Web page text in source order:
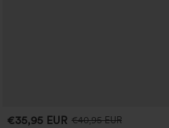
€35,95 EUR €40,95 EUR